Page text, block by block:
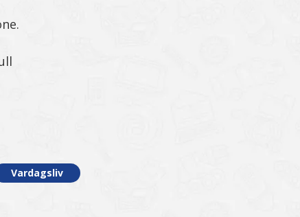
Vardagsliv